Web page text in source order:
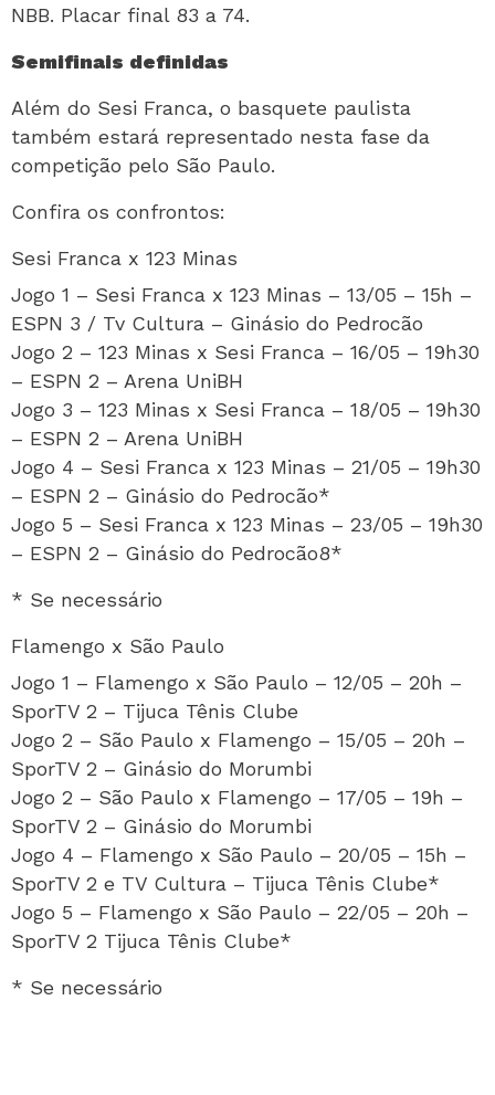
NBB. Placar final 83 a 74.
Semifinais definidas
Além do Sesi Franca, o basquete paulista
também estará representado nesta fase da
competição pelo São Paulo.
Confira os confrontos:
Sesi Franca x 123 Minas
Jogo 1 – Sesi Franca x 123 Minas – 13/05 – 15h –
ESPN 3 / Tv Cultura – Ginásio do Pedrocão
Jogo 2 – 123 Minas x Sesi Franca – 16/05 – 19h30
– ESPN 2 – Arena UniBH
Jogo 3 – 123 Minas x Sesi Franca – 18/05 – 19h30
– ESPN 2 – Arena UniBH
Jogo 4 – Sesi Franca x 123 Minas – 21/05 – 19h30
– ESPN 2 – Ginásio do Pedrocão*
Jogo 5 – Sesi Franca x 123 Minas – 23/05 – 19h30
– ESPN 2 – Ginásio do Pedrocão8*
* Se necessário
Flamengo x São Paulo
Jogo 1 – Flamengo x São Paulo – 12/05 – 20h –
SporTV 2 – Tijuca Tênis Clube
Jogo 2 – São Paulo x Flamengo – 15/05 – 20h –
SporTV 2 – Ginásio do Morumbi
Jogo 2 – São Paulo x Flamengo – 17/05 – 19h –
SporTV 2 – Ginásio do Morumbi
Jogo 4 – Flamengo x São Paulo – 20/05 – 15h –
SporTV 2 e TV Cultura – Tijuca Tênis Clube*
Jogo 5 – Flamengo x São Paulo – 22/05 – 20h –
SporTV 2 Tijuca Tênis Clube*
* Se necessário